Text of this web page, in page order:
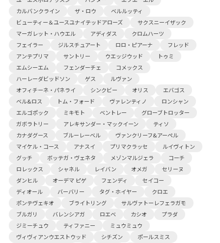
カルバンクライン
ザ・ロウ
ベルルッティ
ビューティー＆ユースユナイテッドアローズ
サクスニーイザック
マーガレット・ハウエル
アディダス
クロムハーツ
フェイラー
ジルスチュアート ロロ・ピアーナ
フレッド
アンテプリマ
サントリー ウエッジウッド
トゥミ
エムシーエム
フェンダーチェ
コメックス
ハーレーダビッドソン
ゲス
ルヴァン
オフィチーネ・パネライ
シンクビー オリス
エバゴス
ベル&ロス
トム・フォード ヴァレンティノ
ロンシャン
エルゴポック
ミキモト ベントレー
グローブトロッター
ガボラトリー
アレキサンダー・マックイーン
ティソ
カナダグース
ブルーレーベル
ヴァンクリーフ&アーペル
マイケル・コース
アナスイ プリマクラッセ
ルイヴィトン
グッチ
ボッテガ・ヴェネタ メゾンマルジェラ
コーチ
ロレックス
シャネル レイバン オメガ
セリーヌ
ダンヒル
オーデマ ピゲ フェンディ
セイコー
ディオール
バーバリー タグ・ホイヤー
クロエ
ポンテヴェキオ
ブライトリング
サルヴァトーレフェラガモ
ブルガリ
バレンシアガ ロエベ カシオ
プラダ
ジミーチュウ
ティファニー
ミュウミュウ
ヴィヴィアンウエストウッド
シチズン
ポールスミス